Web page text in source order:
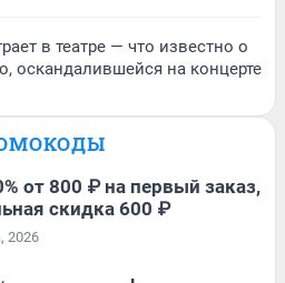
в театре — что известно о
оскандалившейся на концерте
от 800 ₽ на первый заказ,
скидка 600 ₽
2026